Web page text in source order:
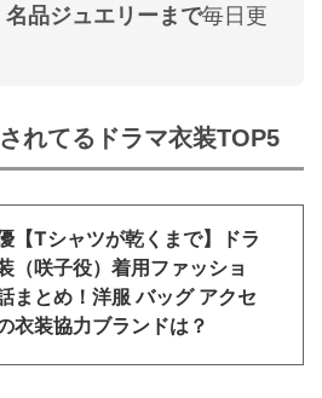
名品ジュエリーまで毎日更
れてるドラマ衣装TOP5
【Tシャツが乾くまで】ドラ
（咲子役）着用ファッショ
まとめ！洋服 バッグ アクセ
衣装協力ブランドは？